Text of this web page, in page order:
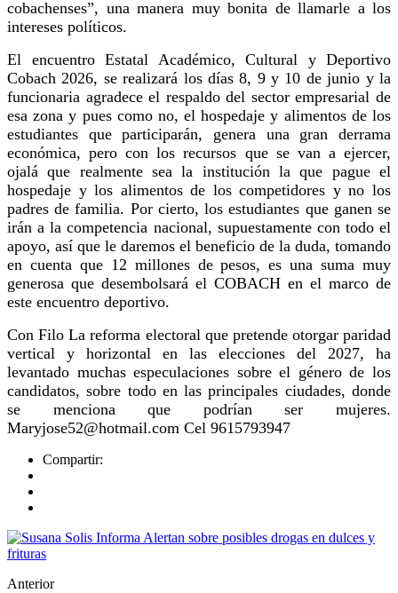
cobachenses”, una manera muy bonita de llamarle a los
intereses políticos.
El encuentro Estatal Académico, Cultural y Deportivo
Cobach 2026, se realizará los días 8, 9 y 10 de junio y la
funcionaria agradece el respaldo del sector empresarial de
esa zona y pues como no, el hospedaje y alimentos de los
estudiantes que participarán, genera una gran derrama
económica, pero con los recursos que se van a ejercer,
ojalá que realmente sea la institución la que pague el
hospedaje y los alimentos de los competidores y no los
padres de familia. Por cierto, los estudiantes que ganen se
irán a la competencia nacional, supuestamente con todo el
apoyo, así que le daremos el beneficio de la duda, tomando
en cuenta que 12 millones de pesos, es una suma muy
generosa que desembolsará el COBACH en el marco de
este encuentro deportivo.
Con Filo La reforma electoral que pretende otorgar paridad
vertical y horizontal en las elecciones del 2027, ha
levantado muchas especulaciones sobre el género de los
candidatos, sobre todo en las principales ciudades, donde
se menciona que podrían ser mujeres.
Maryjose52@hotmail.com Cel 9615793947
Compartir:
Anterior